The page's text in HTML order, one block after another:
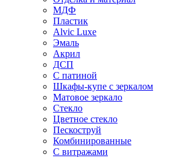
МДФ
Пластик
Alvic Luxe
Эмаль
Акрил
ДСП
С патиной
Шкафы-купе с зеркалом
Матовое зеркало
Стекло
Цветное стекло
Пескоструй
Комбинированные
С витражами